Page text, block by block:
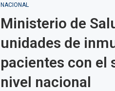
NACIONAL
Ministerio de
unidades de
pacientes con el
nivel nacional